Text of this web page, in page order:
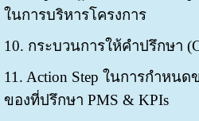
ในการบริหารโครงการ
10. กระบวนการให้คำปรึกษา
11. Action Step ในการกำหน
ของที่ปรึกษา PMS & KPIs